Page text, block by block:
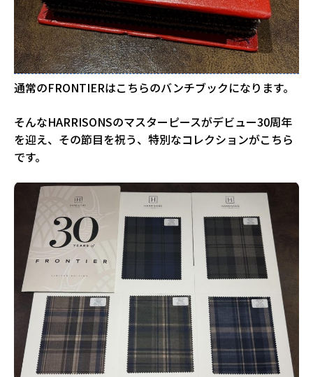
通常のFRONTIERはこちらのバンチブックになります。
そんなHARRISONSのマスターピースがデビュー30周年
を迎え、その節目を祝う、特別なコレクションがこちら
です。